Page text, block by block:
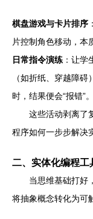
棋盘游戏与卡片排序
片控制角色移动，本
日常指令演练 ：让
（如折纸、穿越障
时，结果便会“报错”。
这些活动剥离了
程序如何一步步解决
二、实体化编程工
当思维基础打好
将抽象概念转化为可